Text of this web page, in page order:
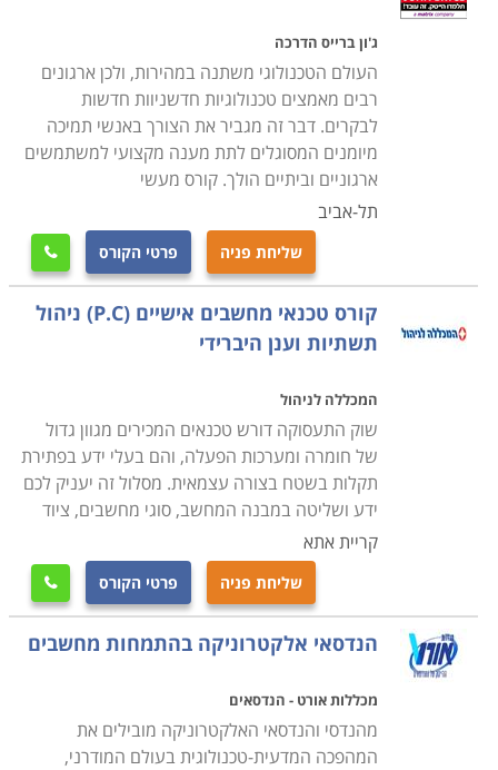
מה מקבלים בסוף הקורס
סיום הלימודים מזכה את המשתתפים בתעודת טכנאי שירות
או תחזוקת מחשבים בהתאם למסלול הלימודים ולמכללה
שבה נלמד הקורס. פרק הזמן הדרוש משתנה מקורס לקורס,
והתשלום קשור באופן ישיר למשך זמן הלימודים. קיימים לא
מעט קורסים בתחום שמוכרים ללימודים על חשבון הפיקדון
לחיילים משוחררים או שמוצעים במסגרת קורסים על חשבון
מחפשים עוד מידע
קרא בקטגורית קורס טכנאי מחשבים את פירוט הקורסים,
אליך בהקדם.
ג'ון ברייס הדרכה
העולם הטכנולוגי משתנה במהירות, ולכן ארגונים
רבים מאמצים טכנולוגיות חדשניוות חדשות
לבקרים. דבר זה מגביר את הצורך באנשי תמיכה
מיומנים המסוגלים לתת מענה מקצועי למשתמשים
ארגוניים וביתיים הולך. קורס מעשי
תל-אביב
שליחת פניה פרטי הקורס 
קורס טכנאי מחשבים אישיים (P.C) ניהול
תשתיות וענן היברידי
המכללה לניהול
שוק התעסוקה דורש טכנאים המכירים מגוון גדול
של חומרה ומערכות הפעלה, והם בעלי ידע בפתירת
תקלות בשטח בצורה עצמאית. מסלול זה יעניק לכם
ידע ושליטה במבנה המחשב, סוגי מחשבים, ציוד
קריית אתא
שליחת פניה פרטי הקורס 
הנדסאי אלקטרוניקה בהתמחות מחשבים
מכללות אורט - הנדסאים
מהנדסי והנדסאי האלקטרוניקה מובילים את
המהפכה המדעית-טכנולוגית בעולם המודרני,